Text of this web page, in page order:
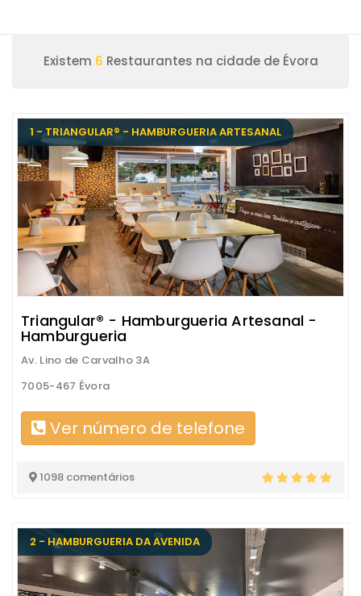
Existem 6 Restaurantes na cidade de Évora
1 - TRIANGULAR® - HAMBURGUERIA ARTESANAL
Triangular® - Hamburgueria Artesanal -
Hamburgueria
Av. Lino de Carvalho 3A
7005-467 Évora
Ver número de telefone
1098 comentários
2 - HAMBURGUERIA DA AVENIDA